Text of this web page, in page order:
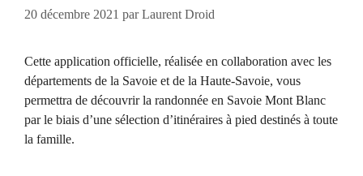
20 décembre 2021 parLaurent Droid
Cette application officielle, réalisée en collaboration avec les
départements de la Savoie et de la Haute-Savoie, vous
permettra de découvrir la randonnée en Savoie Mont Blanc
par le biais d’une sélection d’itinéraires à pied destinés à toute
la famille.